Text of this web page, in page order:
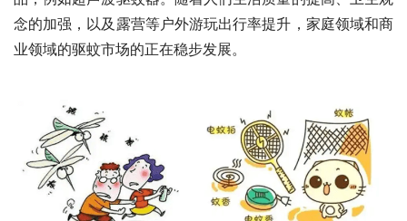
念的加强，以及露营等户外游玩出行率提升，家庭领域和商
业领域的驱蚊市场的正在稳步发展。